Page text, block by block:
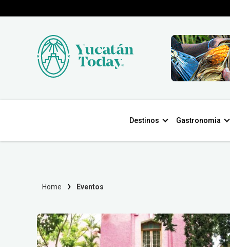
Destinos Gastronomia
Home Eventos